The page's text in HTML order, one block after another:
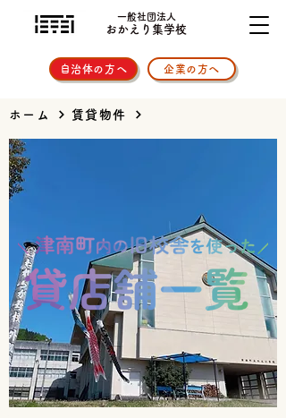
一般社団法人
おかえり集学校
自治体の方へ 企業の方へ
ホーム 賃貸物件